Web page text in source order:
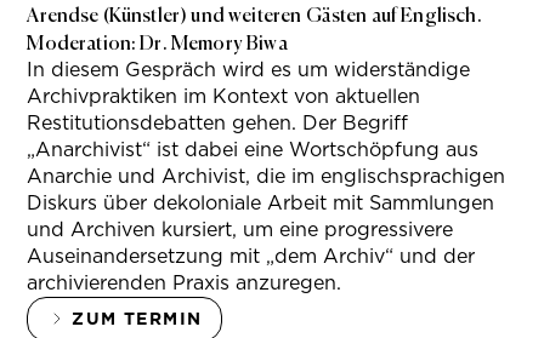
Arendse (Künstler) und weiteren Gästen auf Englisch.
Moderation: Dr. Memory Biwa
In diesem Gespräch wird es um widerständige
Archivpraktiken im Kontext von aktuellen
Restitutionsdebatten gehen. Der Begriff
„Anarchivist“ ist dabei eine Wortschöpfung aus
Anarchie und Archivist, die im englischsprachigen
Diskurs über dekoloniale Arbeit mit Sammlungen
und Archiven kursiert, um eine progressivere
Auseinandersetzung mit „dem Archiv“ und der
archivierenden Praxis anzuregen.
ZUM TERMIN